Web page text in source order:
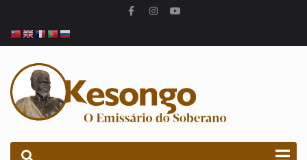
PROCURAR